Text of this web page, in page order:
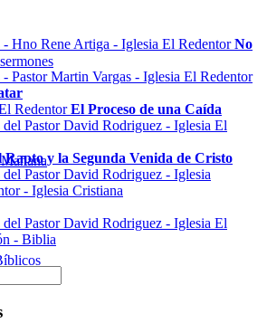
No
El Proceso de una Caída
y la Segunda Venida de Cristo